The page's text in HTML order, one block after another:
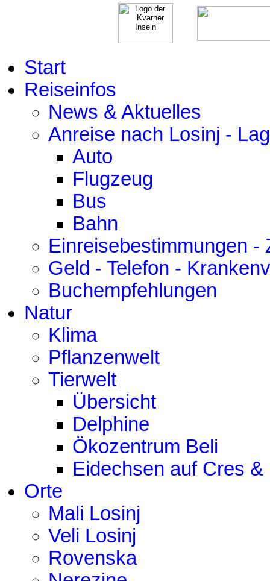
Start
Reiseinfos
News & Aktuelles
Anreise nach Losinj -
Auto
Flugzeug
Bus
Bahn
Einreisebestimmungen -
Geld - Telefon -
Buchempfehlungen
Natur
Klima
Pflanzenwelt
Tierwelt
Übersicht
Delphine
Ökozentrum Beli
Eidechsen auf Cres &
Orte
Mali Losinj
Veli Losinj
Rovenska